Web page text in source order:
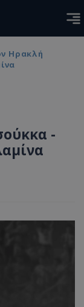
Ηρακλή
-